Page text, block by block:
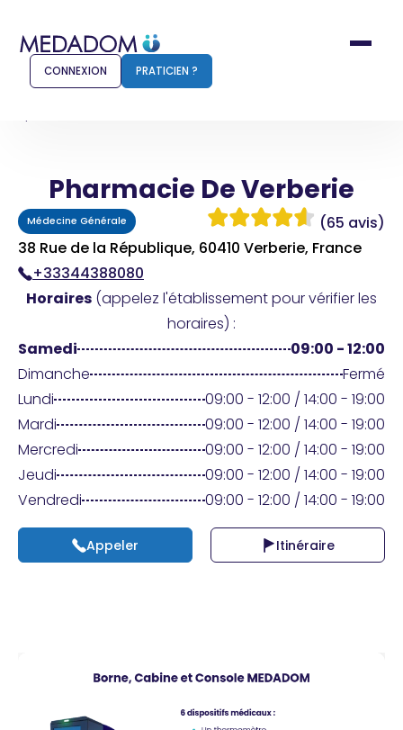
Comment ça marche ?
Pour les patients
Pharmacien
Connexion
Praticien ?
CONNEXION PRATICIEN ?
Pharmacie De Verberie
Médecine Générale
(65 avis)
38 Rue de la République, 60410 Verberie, France
+33344388080
Horaires (appelez l'établissement pour vérifier les
horaires) :
Samedi
09:00 - 12:00
Dimanche
Fermé
Lundi
09:00 - 12:00 / 14:00 - 19:00
Mardi
09:00 - 12:00 / 14:00 - 19:00
Mercredi
09:00 - 12:00 / 14:00 - 19:00
Jeudi
09:00 - 12:00 / 14:00 - 19:00
Vendredi
09:00 - 12:00 / 14:00 - 19:00
Appeler Itinéraire